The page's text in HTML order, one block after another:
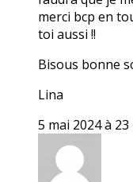
merci bcp en
toi aussi !!
Bisous bonne
Lina
5 mai 2024 à